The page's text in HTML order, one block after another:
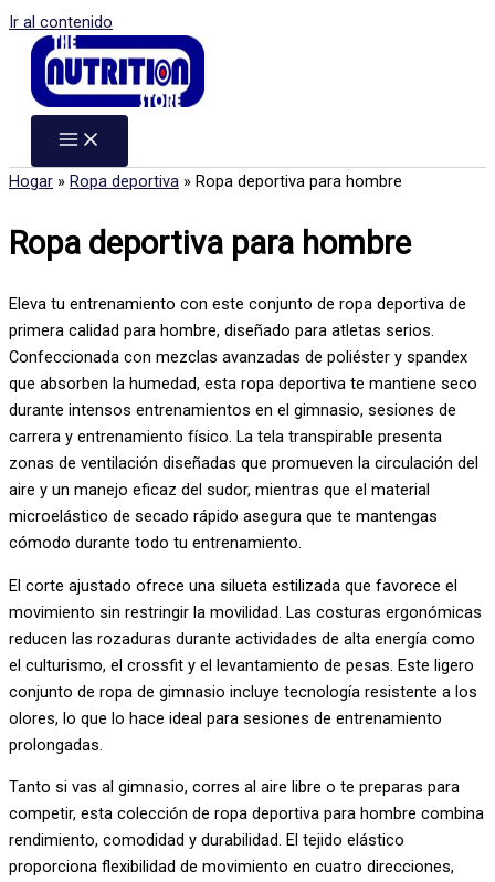
Ir al contenido
Hogar » Ropa deportiva » Ropa deportiva para hombre
Ropa deportiva para hombre
Eleva tu entrenamiento con este conjunto de ropa deportiva de
primera calidad para hombre, diseñado para atletas serios.
Confeccionada con mezclas avanzadas de poliéster y spandex
que absorben la humedad, esta ropa deportiva te mantiene seco
durante intensos entrenamientos en el gimnasio, sesiones de
carrera y entrenamiento físico. La tela transpirable presenta
zonas de ventilación diseñadas que promueven la circulación del
aire y un manejo eficaz del sudor, mientras que el material
microelástico de secado rápido asegura que te mantengas
cómodo durante todo tu entrenamiento.
El corte ajustado ofrece una silueta estilizada que favorece el
movimiento sin restringir la movilidad. Las costuras ergonómicas
reducen las rozaduras durante actividades de alta energía como
el culturismo, el crossfit y el levantamiento de pesas. Este ligero
conjunto de ropa de gimnasio incluye tecnología resistente a los
olores, lo que lo hace ideal para sesiones de entrenamiento
prolongadas.
Tanto si vas al gimnasio, corres al aire libre o te preparas para
competir, esta colección de ropa deportiva para hombre combina
rendimiento, comodidad y durabilidad. El tejido elástico
proporciona flexibilidad de movimiento en cuatro direcciones,